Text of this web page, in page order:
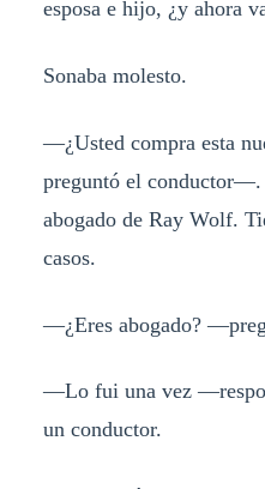
esposa e hijo, ¿y ahora
Sonaba molesto.
—¿Usted compra esta
preguntó el conductor—.
abogado de Ray Wolf.
casos.
—¿Eres abogado?
—Lo fui una vez
un conductor.